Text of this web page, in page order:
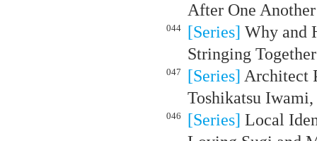
After One
044 [Series] Why and
Stringing
047 [Series] Architect
Toshikatsu
046 [Series] Local